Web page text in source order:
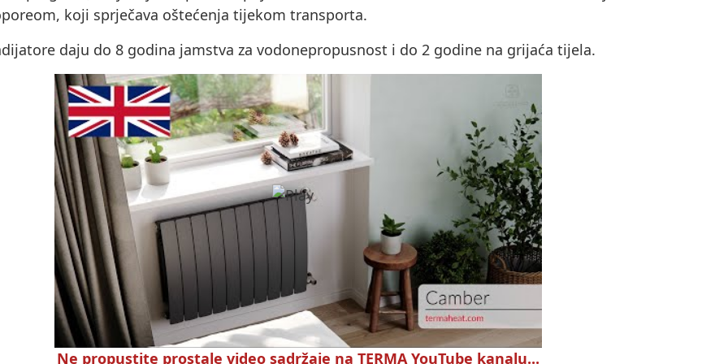
koji sprječava oštećenja tijekom transporta.
daju do 8 godina jamstva za vodonepropusnost i do 2 godine na grijaća tijela.
Ne propustite prostale video sadržaje na TERMA YouTube kanalu...